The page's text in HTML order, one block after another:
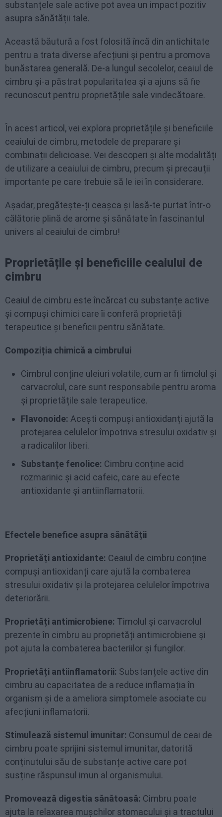
substanțele sale active pot avea un impact pozitiv
asupra sănătății tale.
Această băutură a fost folosită încă din antichitate
pentru a trata diverse afecțiuni și pentru a promova
bunăstarea generală. De-a lungul secolelor, ceaiul de
cimbru și-a păstrat popularitatea și a ajuns să fie
recunoscut pentru proprietățile sale vindecătoare.
În acest articol, vei explora proprietățile și beneficiile
ceaiului de cimbru, metodele de preparare și
combinații delicioase. Vei descoperi și alte modalități
de utilizare a ceaiului de cimbru, precum și precauții
importante pe care trebuie să le iei în considerare.
Așadar, pregătește-ți ceașca și lasă-te purtat într-o
călătorie plină de arome și sănătate în fascinantul
univers al ceaiului de cimbru!
Proprietățile și beneficiile ceaiului de
cimbru
Ceaiul de cimbru este încărcat cu substanțe active
și compuși chimici care îi conferă proprietăți
terapeutice și beneficii pentru sănătate.
Compoziția chimică a cimbrului
Cimbrul conține uleiuri volatile, cum ar fi timolul și
carvacrolul, care sunt responsabile pentru aroma
și proprietățile sale terapeutice.
Flavonoide: Acești compuși antioxidanți ajută la
protejarea celulelor împotriva stresului oxidativ și
a radicalilor liberi.
Substanțe fenolice: Cimbru conține acid
rozmarinic și acid cafeic, care au efecte
antioxidante și antiinflamatorii.
Efectele benefice asupra sănătății
Proprietăți antioxidante: Ceaiul de cimbru conține
compuși antioxidanți care ajută la combaterea
stresului oxidativ și la protejarea celulelor împotriva
deteriorării.
Proprietăți antimicrobiene: Timolul și carvacrolul
prezente în cimbru au proprietăți antimicrobiene și
pot ajuta la combaterea bacteriilor și fungilor.
Proprietăți antiinflamatorii: Substanțele active din
cimbru au capacitatea de a reduce inflamația în
organism și de a ameliora simptomele asociate cu
afecțiuni inflamatorii.
Stimulează sistemul imunitar: Consumul de ceai de
cimbru poate sprijini sistemul imunitar, datorită
conținutului său de substanțe active care pot
susține răspunsul imun al organismului.
Promovează digestia sănătoasă: Cimbru poate
ajuta la relaxarea mușchilor stomacului și a tractului